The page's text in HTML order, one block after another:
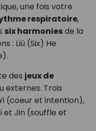
une fois votre
respiratoire,
six harmoniesde la
: Liù (Six) He
des jeux de
externes. Trois
(coeur et intention),
et Jin (souffle et